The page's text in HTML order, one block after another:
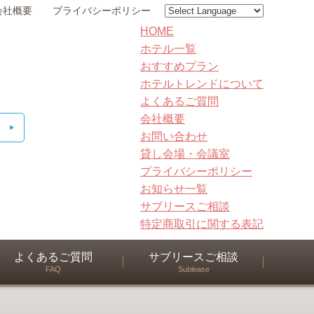
社概要 プライバシーポリシー
HOME
ホテル一覧
おすすめプラン
ホテルトレンドについて
よくあるご質問
会社概要
お問い合わせ
貸し会場・会議室
プライバシーポリシー
お知らせ一覧
サブリースご相談
特定商取引に関する表記
よくあるご質問
FAQ
サブリースご相談
Sublease